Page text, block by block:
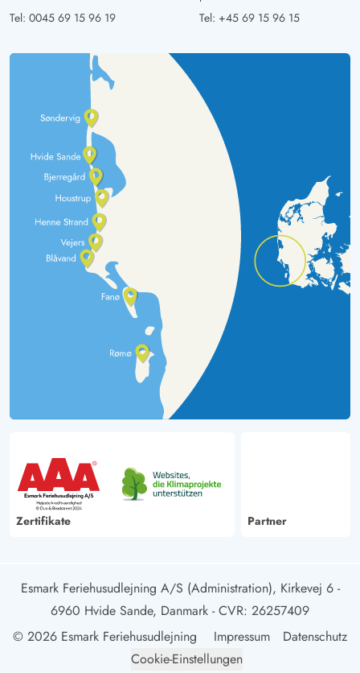
Tel: 0045 69 15 96 19
Tel: +45 69 15 96 15
Zertifikate Partner
Esmark Feriehusudlejning A/S (Administration), Kirkevej 6 -
6960 Hvide Sande, Danmark - CVR: 26257409
© 2026 Esmark Feriehusudlejning
Impressum
Datenschutz
Cookie-Einstellungen